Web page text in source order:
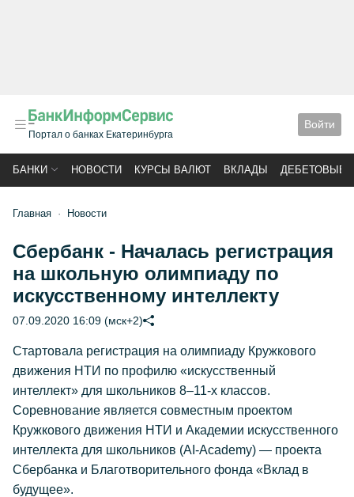
Портал о банках Екатеринбурга
Войти
БАНКИ НОВОСТИ КУРСЫ ВАЛЮТ ВКЛАДЫ ДЕБЕТОВЫЕ
Главная Новости
Сбербанк - Началась регистрация
на школьную олимпиаду по
искусственному интеллекту
07.09.2020 16:09 (мск+2)
Стартовала регистрация на олимпиаду Кружкового
движения НТИ по профилю «искусственный
интеллект» для школьников 8–11-х классов.
Соревнование является совместным проектом
Кружкового движения НТИ и Академии искусственного
интеллекта для школьников (AI-Academy) — проекта
Сбербанка и Благотворительного фонда «Вклад в
будущее».